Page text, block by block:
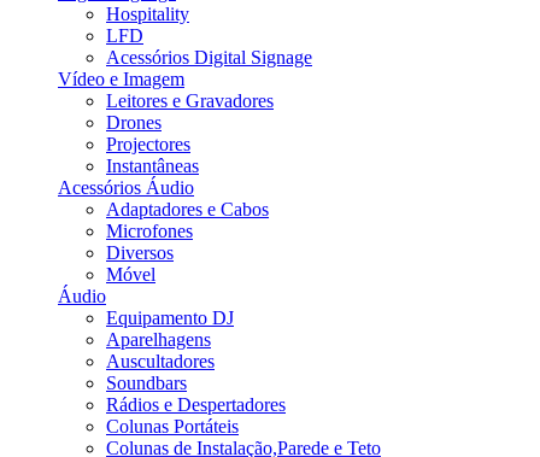
Hospitality
LFD
Acessórios Digital Signage
Vídeo e Imagem
Leitores e Gravadores
Drones
Projectores
Instantâneas
Acessórios Áudio
Adaptadores e Cabos
Microfones
Diversos
Móvel
Áudio
Equipamento DJ
Aparelhagens
Auscultadores
Soundbars
Rádios e Despertadores
Colunas Portáteis
Colunas de Instalação,Parede e Teto